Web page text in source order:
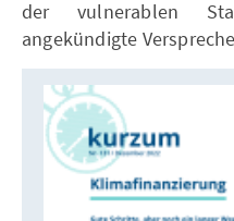
der vulnerablen
angekündigte